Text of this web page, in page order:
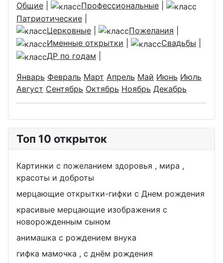
Общие
Профессиональные
Патриотические
Церковные
Пожелания
Именные открытки
Свадьбы
ДР по годам
Январь Февраль Март Апрель Май Июнь Июль
Август Сентябрь Октябрь Ноябрь Декабрь
Топ 10 открыток
Картинки с пожеланием здоровья , мира ,
красоты и доброты
мерцающие открытки-гифки с Днем рождения
красивые мерцающие изображения с
новорожденным сыном
анимашка с рождением внука
гифка мамочка , с днём рождения